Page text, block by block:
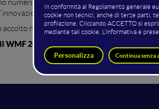
numerosi concerti, momenti di show e
digitale e sociale.
accolto numerose personalità del mondo
2027